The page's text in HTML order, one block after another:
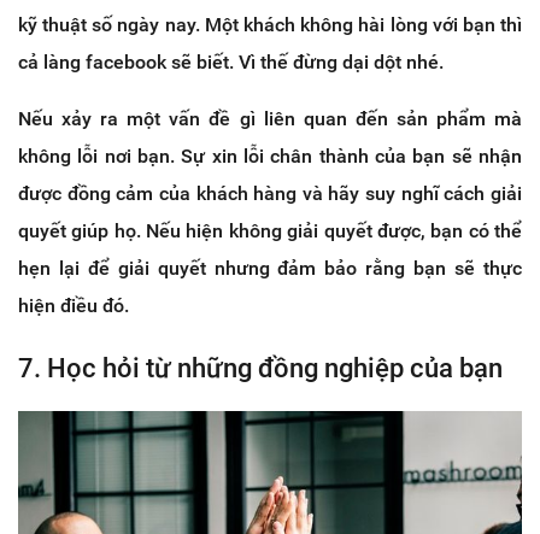
kỹ thuật số ngày nay. Một khách không hài lòng với bạn thì
cả làng facebook sẽ biết. Vì thế đừng dại dột nhé.
Nếu xảy ra một vấn đề gì liên quan đến sản phẩm mà
không lỗi nơi bạn. Sự xin lỗi chân thành của bạn sẽ nhận
được đồng cảm của khách hàng và hãy suy nghĩ cách giải
quyết giúp họ. Nếu hiện không giải quyết được, bạn có thể
hẹn lại để giải quyết nhưng đảm bảo rằng bạn sẽ thực
hiện điều đó.
7. Học hỏi từ những đồng nghiệp của bạn